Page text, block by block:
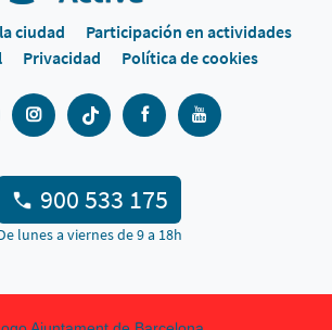
ciudad
Participación en actividades
Privacidad Política de cookies
900 533 175
lunes a viernes de 9 a 18h